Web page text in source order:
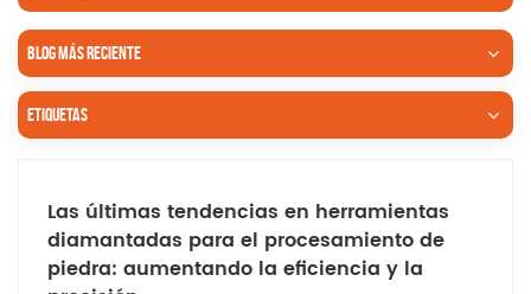
BLOG MÁS RECIENTE
ETIQUETAS
Las últimas tendencias en herramientas
diamantadas para el procesamiento de
piedra: aumentando la eficiencia y la